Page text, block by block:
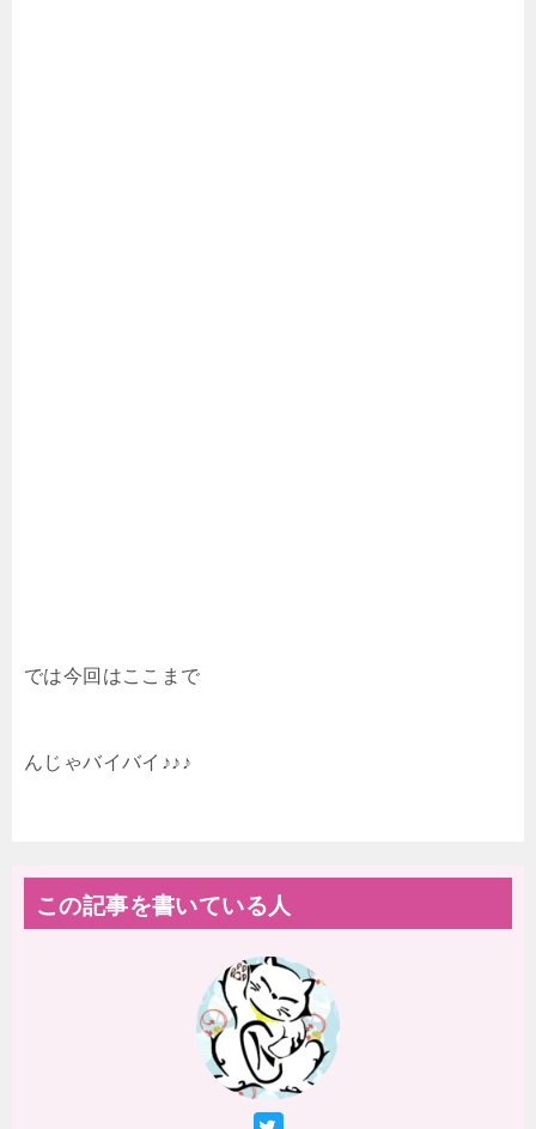
では今回はここまで
んじゃバイバイ♪♪♪
この記事を書いている人